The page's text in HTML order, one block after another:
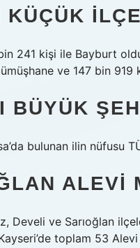
KÜÇÜK
241 kişi ile Bayburt
ve 147 bin 919
BÜYÜK
bulunan ilin nüfusu
ALEVI
Develi ve Sarıoğlan
toplam 53